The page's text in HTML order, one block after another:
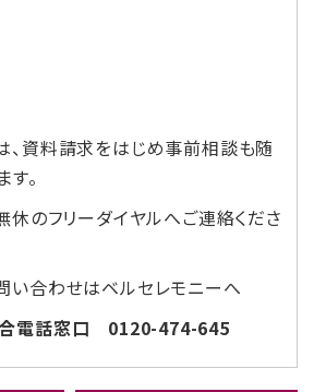
、資料請求をはじめ事前相談も随
。
休のフリーダイヤルへご連絡くださ
い合わせはベルセレモニーへ
合電話窓口 0120-474-645